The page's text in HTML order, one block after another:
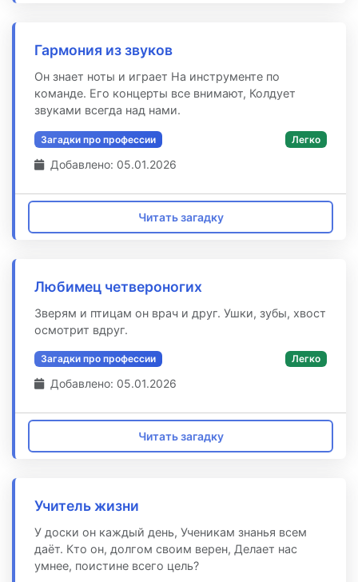
Гармония из звуков
Он знает ноты и играет На инструменте по
команде. Его концерты все внимают, Колдует
звуками всегда над нами.
Загадки про профессии Легко
Добавлено: 05.01.2026
Читать загадку
Любимец четвероногих
Зверям и птицам он врач и друг. Ушки, зубы, хвост
осмотрит вдруг.
Загадки про профессии Легко
Добавлено: 05.01.2026
Читать загадку
Учитель жизни
У доски он каждый день, Ученикам знанья всем
даёт. Кто он, долгом своим верен, Делает нас
умнее, поистине всего цель?